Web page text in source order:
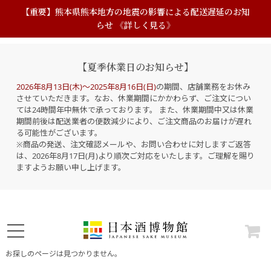
【重要】熊本県熊本地方の地震の影響による配送遅延のお知
らせ 《詳しく見る》
【夏季休業日のお知らせ】
2026年8月13日(木)～2025年8月16日(日)の期間、店舗業務をお休み
させていただきます。なお、休業期間にかかわらず、ご注文につい
ては24時間年中無休で承っております。 また、休業期間中又は休業
期間前後は配送業者の便数減少により、ご注文商品のお届けが遅れ
る可能性がございます。
※商品の発送、注文確認メールや、お問い合わせに対しますご返答
は、2026年8月17日(月)より順次ご対応をいたします。ご理解を賜り
ますようお願い申し上げます。
お探しのページは見つかりません。